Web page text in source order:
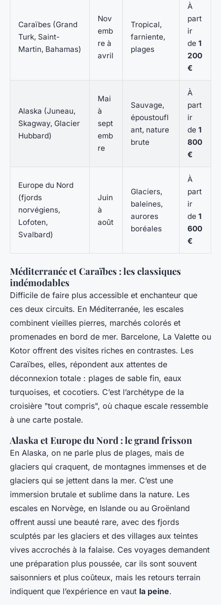
Caraïbes (Grand
Turk, Saint-
Martin, Bahamas)
Nov
emb
re à
avril
Tropical,
farniente,
plages
À
part
ir
de 1
200
€
Alaska (Juneau,
Skagway, Glacier
Hubbard)
Mai
à
sept
emb
re
Sauvage,
époustoufl
ant, nature
brute
À
part
ir
de 1
800
€
Europe du Nord
(fjords
norvégiens,
Lofoten,
Svalbard)
Juin
à
août
Glaciers,
baleines,
aurores
boréales
À
part
ir
de 1
600
€
Méditerranée et Caraïbes : les classiques
indémodables
Difficile de faire plus accessible et enchanteur que
ces deux circuits. En Méditerranée, les escales
combinent vieilles pierres, marchés colorés et
promenades en bord de mer. Barcelone, La Valette ou
Kotor offrent des visites riches en contrastes. Les
Caraïbes, elles, répondent aux attentes de
déconnexion totale : plages de sable fin, eaux
turquoises, et cocotiers. C’est l’archétype de la
croisière "tout compris", où chaque escale ressemble
à une carte postale.
Alaska et Europe du Nord : le grand frisson
En Alaska, on ne parle plus de plages, mais de
glaciers qui craquent, de montagnes immenses et de
glaciers qui se jettent dans la mer. C’est une
immersion brutale et sublime dans la nature. Les
escales en Norvège, en Islande ou au Groënland
offrent aussi une beauté rare, avec des fjords
sculptés par les glaciers et des villages aux teintes
vives accrochés à la falaise. Ces voyages demandent
une préparation plus poussée, car ils sont souvent
saisonniers et plus coûteux, mais les retours terrain
indiquent que l’expérience en vaut la peine.